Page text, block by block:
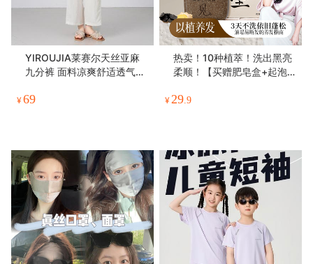
YIROUJIA莱赛尔天丝亚麻
九分裤 面料凉爽舒适透气柔
落显瘦无束缚 百搭时尚【卡
¥69
热卖！10种植萃！洗出黑亮
柔顺！【买赠肥皂盒+起泡
洗发皂 打造蓬松秀发 90g/
¥ 29 .9